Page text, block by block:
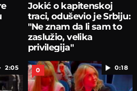
Jokić o kapitenskoj
traci, oduševio je Srbiju:
"Ne znam da li sam to
zaslužio, velika
privilegija"
2:05 0:18
0